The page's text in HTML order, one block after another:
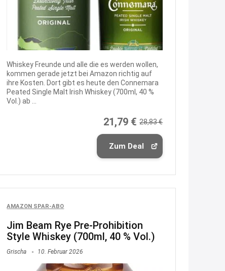
Whiskey Freunde und alle die es werden wollen,
kommen gerade jetzt bei Amazon richtig auf
ihre Kosten. Dort gibt es heute den Connemara
Peated Single Malt Irish Whiskey (700ml, 40 %
Vol.) ab ...
21,79 € 28,83 €
Zum Deal
AMAZON SPAR-ABO
Jim Beam Rye Pre-Prohibition
Style Whiskey (700ml, 40 % Vol.)
Grischa 10. Februar 2026
Gratis 11 versch. Orthomol
Proben
www.orthomol.com/de-
de/service...
↩
Joachim
Spritz für Gastronomiegratis-
aperitivo.de/
zu dem Preis
8:31
↩